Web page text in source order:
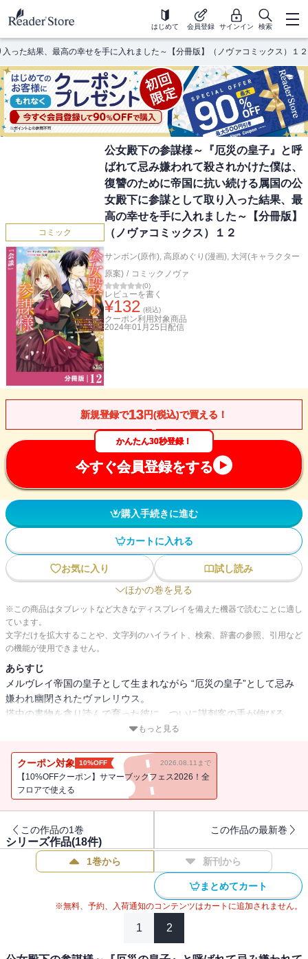
はじめて 会員登録 サインイン 検索
った結果、最高の幸せを手に入れました～【分冊版】（ノヴァコミックス）１２
コミック
公女殿下の参謀様～『厄災の皇子』と呼
ばれて忌み嫌われて殺されかけた僕は、
復讐のために帝国に抗い続ける属国の公
女殿下に参謀として取り入った結果、最
高の幸せを手に入れました～【分冊版】
（ノヴァコミックス）１２
サンボン(原作), 高原めぐり(漫画), 大河(キャラクター
原案) / コミックノヴァ
(0)
レビューを書く
¥132 (税込)
クーポン利用対象商品
2024年01月25日 配信
新規登録で13円(税込)で買える！
かんたん30秒登録！
今すぐ会員登録をする
購入手続きに進む
カートに入れる
お気に入り
試し読み
ほかの巻を見る
※この商品はタブレットなど大きなディスプレイを備えた機器で読むことに適し
ています。
文字だけを拡大することや、文字列のハイライト、検索、辞書の参照、引用など
の機能が使用できません。
あらすじ
メルヴレイ帝国の皇子として生まれながら “厄災の皇子”として忌み
嫌われ幽閉されたヴァレリウス。
塔中の書物を貪り読んで育った彼に、ついに謀刺客の手が伸びる。
一命をとりとめたヴァレリウスは、国外へ逃亡する道中で、サヴァ
彼の運命は大きく動き出す――!!
もっと見る
クーポン対象 10%OFF 2026.08.11まで
【10%OFFクーポン】サマーブックフェス2026！全
フロアで使える
この作品の1巻 この作品の最新巻
シリーズ作品(18件)
1巻から 新刊から
まとめてカート
※無料、予約、入荷通知のコンテンツはカートに追加されません。
1 2